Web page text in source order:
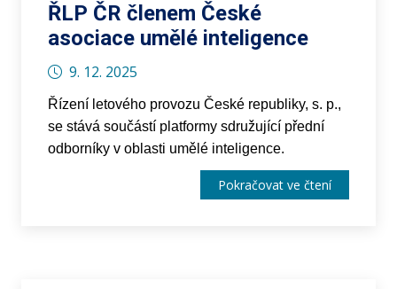
ŘLP ČR členem České
asociace umělé inteligence
9. 12. 2025
Řízení letového provozu České republiky, s. p.,
se stává součástí platformy sdružující přední
odborníky v oblasti umělé inteligence.
Pokračovat ve čtení